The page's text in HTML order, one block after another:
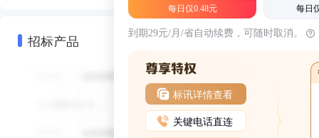
招标产品
每日仅0.48元 每日
到期29元/月/省自动续费，可随时取消。
标讯详情查看
关键电话直连